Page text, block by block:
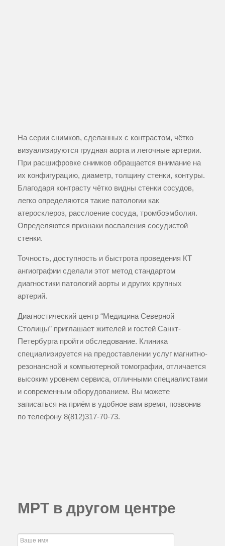
На серии снимков, сделанных с контрастом, чётко
визуализируются грудная аорта и легочные артерии.
При расшифровке снимков обращается внимание на
их конфигурацию, диаметр, толщину стенки, контуры.
Благодаря контрасту чётко видны стенки сосудов,
легко определяются такие патологии как
атеросклероз, расслоение сосуда, тромбоэмболия.
Определяются признаки воспаления сосудистой
стенки.
Точность, доступность и быстрота проведения КТ
ангиографии сделали этот метод стандартом
диагностики патологий аорты и других крупных
артерий.
Диагностический центр “Медицина Северной
Столицы” приглашает жителей и гостей Санкт-
Петербурга пройти обследование. Клиника
специализируется на предоставлении услуг магнитно-
резонансной и компьютерной томографии, отличается
высоким уровнем сервиса, отличными специалистами
и современным оборудованием. Вы можете
записаться на приём в удобное вам время, позвонив
по телефону 8(812)317-70-73.
МРТ в другом центре